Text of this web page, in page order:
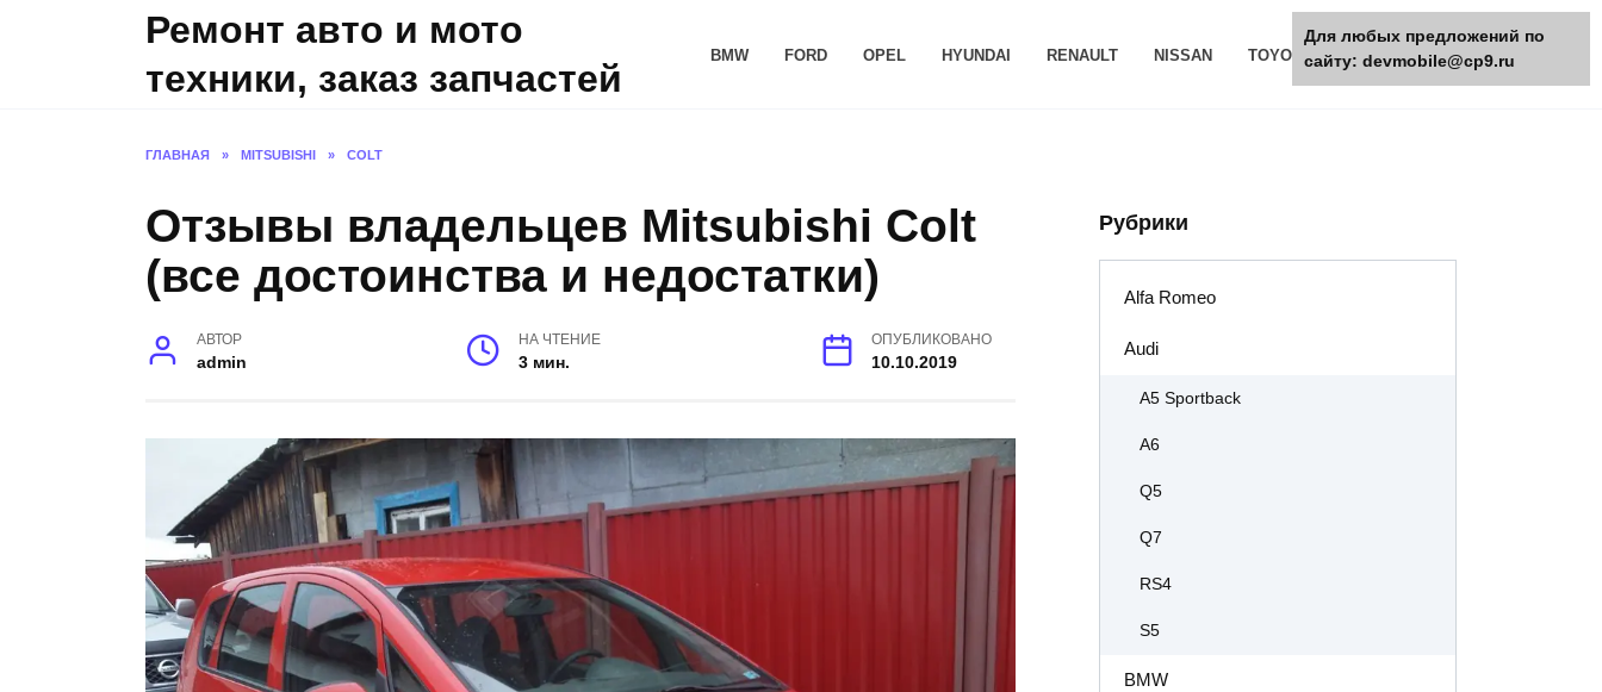
Ремонт авто и мото
техники, заказ запчастей
BMW FORD OPEL HYUNDAI RENAULT NISSAN TOYOTA РАЗНОЕ
ГЛАВНАЯ » MITSUBISHI » COLT
Отзывы владельцев Mitsubishi Colt
(все достоинства и недостатки)
АВТОР
admin
НА ЧТЕНИЕ
3 мин.
ОПУБЛИКОВАНО
10.10.2019
Рубрики
Alfa Romeo
Audi
A5 Sportback
A6
Q5
Q7
RS4
S5
BMW
Для любых предложений по
сайту: devmobile@cp9.ru